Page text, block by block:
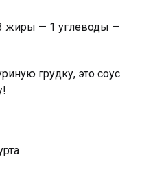
жиры — 1 углеводы —
грудку, это соус